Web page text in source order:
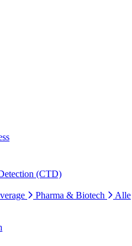
(CTD)
Pharma & Biotech
Alle